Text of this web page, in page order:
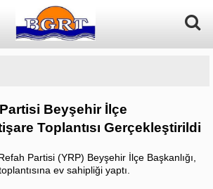
Beyşehir İlçe
Toplantısı Gerçekleştirildi
Partisi (YRP) Beyşehir İlçe Başkanlığı,
ev sahipliği yaptı.